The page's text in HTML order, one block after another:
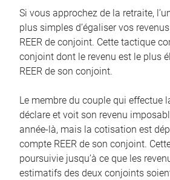
Si vous approchez de la retraite,
plus simples d’égaliser vos
REER de conjoint. Cette tactique
conjoint dont le revenu est le plus
REER de son conjoint.
Le membre du couple qui effectue
déclare et voit son revenu
année-là, mais la cotisation est
compte REER de son conjoint.
poursuivie jusqu’à ce que les
estimatifs des deux conjoints